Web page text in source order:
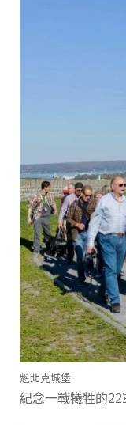
魁北克城堡
紀念一戰犧牲的22